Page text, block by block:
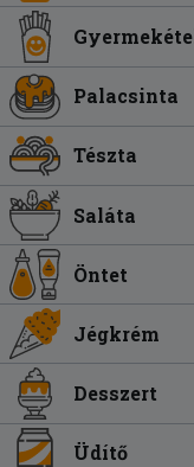
Palacsinta
Tészta
Saláta
Öntet
Jégkrém
Desszert
Üdítő